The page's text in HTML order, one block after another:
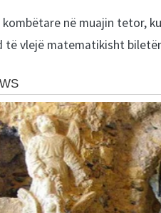
në muajin tetor,
të vlejë matematikisht